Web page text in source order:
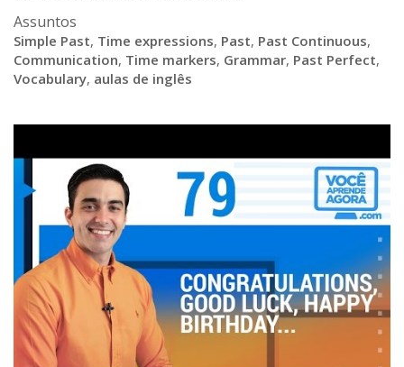
Assuntos
Simple Past, Time expressions, Past, Past Continuous,
Communication, Time markers, Grammar, Past Perfect,
Vocabulary, aulas de inglês